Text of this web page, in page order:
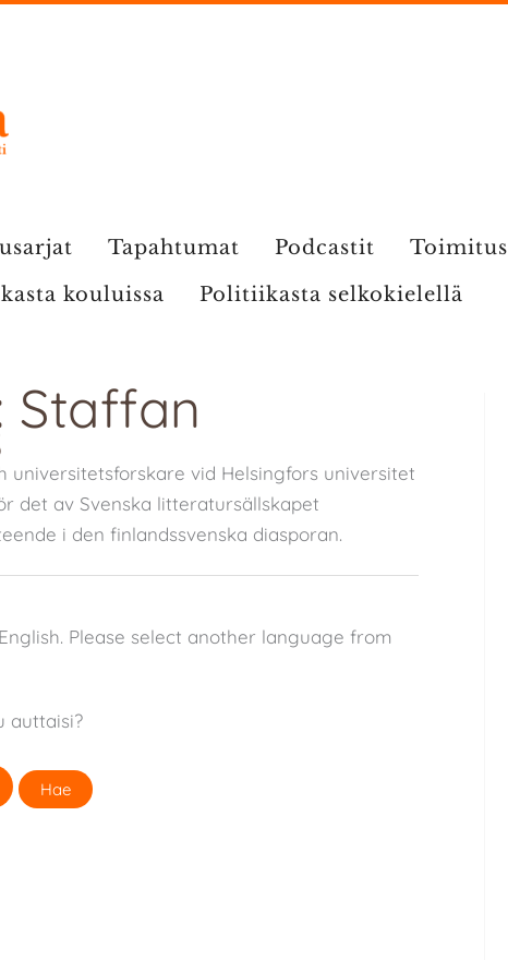
Tapahtumat Podcastit Toimitus
kouluissa Politiikasta selkokielellä
Staffan
universitetsforskare vid Helsingfors universitet
det av Svenska litteratursällskapet
i den finlandssvenska diasporan.
Please select another language from
auttaisi?